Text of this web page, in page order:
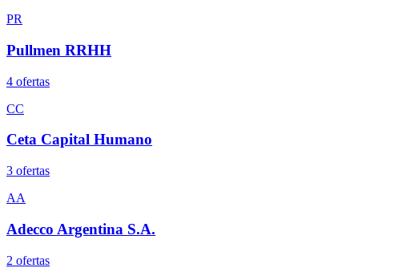
PR
Pullmen RRHH
4 ofertas
CC
Ceta Capital Humano
3 ofertas
AA
Adecco Argentina S.A.
2 ofertas